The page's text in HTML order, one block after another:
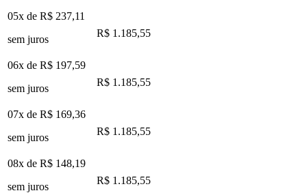
05x de R$ 237,11
sem juros
R$ 1.185,55
06x de R$ 197,59
sem juros
R$ 1.185,55
07x de R$ 169,36
sem juros
R$ 1.185,55
08x de R$ 148,19
sem juros
R$ 1.185,55